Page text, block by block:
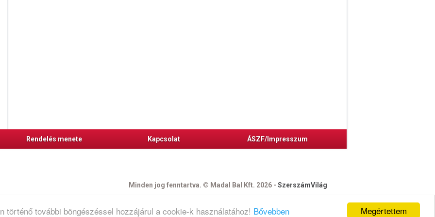
Megértettem
további böngészéssel hozzájárul a cookie-k használatához! Bővebben
Rendelés menete Kapcsolat ÁSZF/Impresszum
Minden jog fenntartva. © Madal Bal Kft. 2026 - SzerszámVilág